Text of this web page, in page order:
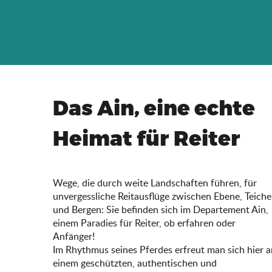
Das Ain, eine echte
Heimat für Reiter
Wege, die durch weite Landschaften führen, für
unvergessliche Reitausflüge zwischen Ebene,
und Bergen: Sie befinden sich im Departement Ain,
einem Paradies für Reiter, ob erfahren oder
Anfänger!
Im Rhythmus seines Pferdes erfreut man sich hier
einem geschützten, authentischen und